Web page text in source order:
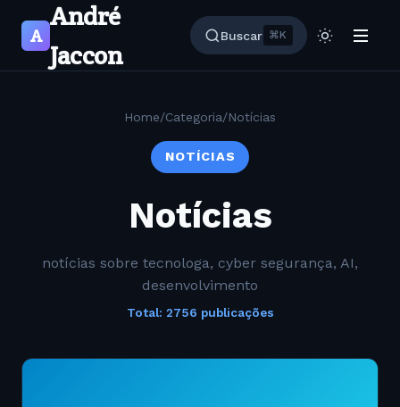
A
André
Jaccon
Buscar ⌘K
Home/Categoria/Notícias
NOTÍCIAS
Notícias
notícias sobre tecnologa, cyber segurança, AI,
desenvolvimento
Total: 2756 publicações